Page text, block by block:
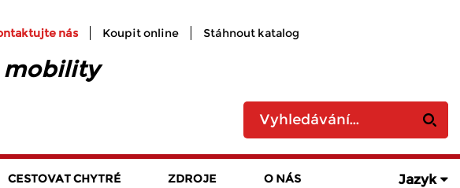
nás Koupit online Stáhnout katalog
mobility
CESTOVAT CHYTRÉ ZDROJE O NÁS Jazyk